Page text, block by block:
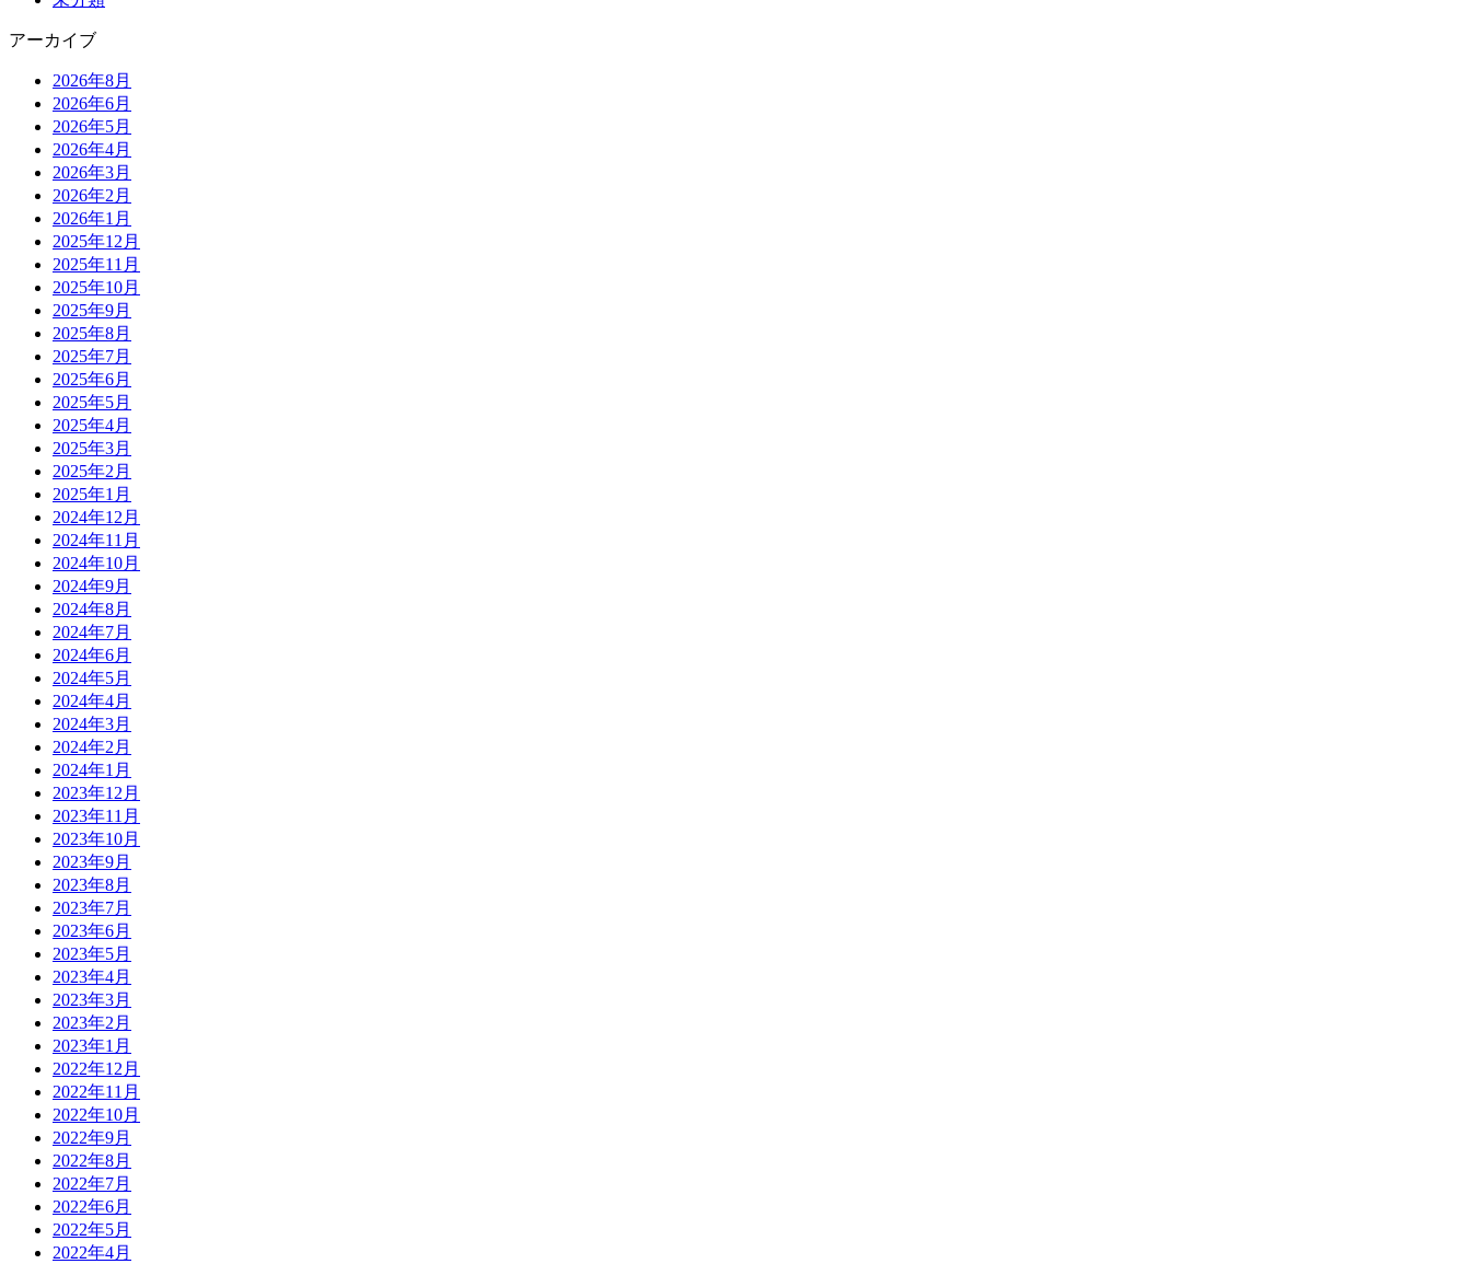
アーカイブ
2026年8月
2026年6月
2026年5月
2026年4月
2026年3月
2026年2月
2026年1月
2025年12月
2025年11月
2025年10月
2025年9月
2025年8月
2025年7月
2025年6月
2025年5月
2025年4月
2025年3月
2025年2月
2025年1月
2024年12月
2024年11月
2024年10月
2024年9月
2024年8月
2024年7月
2024年6月
2024年5月
2024年4月
2024年3月
2024年2月
2024年1月
2023年12月
2023年11月
2023年10月
2023年9月
2023年8月
2023年7月
2023年6月
2023年5月
2023年4月
2023年3月
2023年2月
2023年1月
2022年12月
2022年11月
2022年10月
2022年9月
2022年8月
2022年7月
2022年6月
2022年5月
2022年4月